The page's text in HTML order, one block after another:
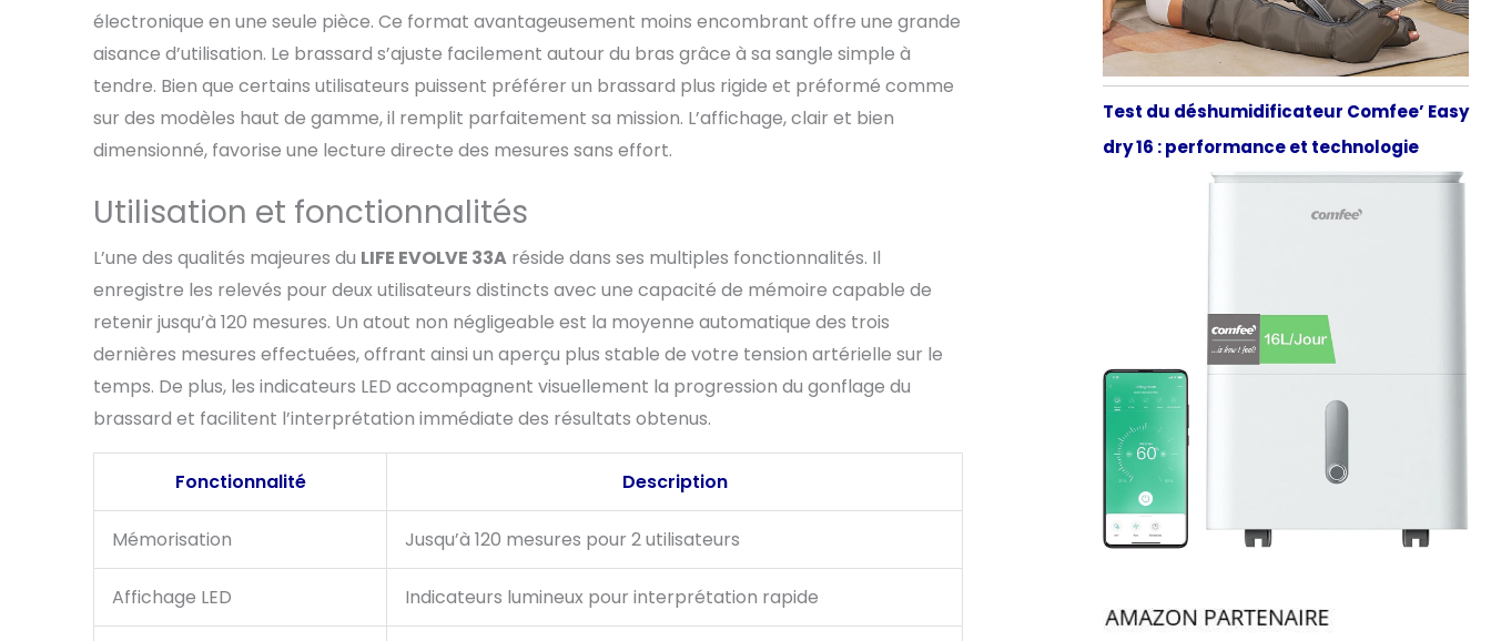
électronique en une seule pièce. Ce format avantageusement moins encombrant offre une grande
aisance d’utilisation. Le brassard s’ajuste facilement autour du bras grâce à sa sangle simple à
tendre. Bien que certains utilisateurs puissent préférer un brassard plus rigide et préformé comme
sur des modèles haut de gamme, il remplit parfaitement sa mission. L’affichage, clair et bien
dimensionné, favorise une lecture directe des mesures sans effort.
Utilisation et fonctionnalités
L’une des qualités majeures du LIFE EVOLVE 33A réside dans ses multiples fonctionnalités. Il
enregistre les relevés pour deux utilisateurs distincts avec une capacité de mémoire capable de
retenir jusqu’à 120 mesures. Un atout non négligeable est la moyenne automatique des trois
dernières mesures effectuées, offrant ainsi un aperçu plus stable de votre tension artérielle sur le
temps. De plus, les indicateurs LED accompagnent visuellement la progression du gonflage du
brassard et facilitent l’interprétation immédiate des résultats obtenus.
Fonctionnalité Description
Mémorisation Jusqu’à 120 mesures pour 2 utilisateurs
Affichage LED Indicateurs lumineux pour interprétation rapide
Test du déshumidificateur Comfee’ Easy
dry 16 : performance et technologie